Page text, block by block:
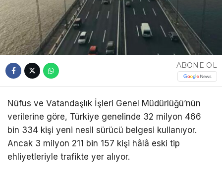
ABONE OL
Nüfus ve Vatandaşlık İşleri Genel Müdürlüğü’nün
verilerine göre, Türkiye genelinde 32 milyon 466
bin 334 kişi yeni nesil sürücü belgesi kullanıyor.
Ancak 3 milyon 211 bin 157 kişi hâlâ eski tip
ehliyetleriyle trafikte yer alıyor.